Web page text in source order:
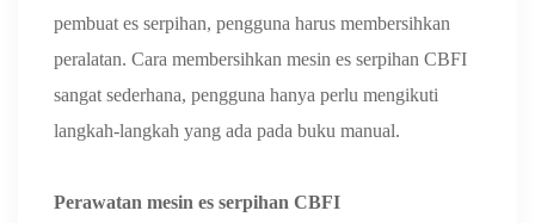
pembuat es serpihan, pengguna harus membersihkan
peralatan. Cara membersihkan mesin es serpihan CBFI
sangat sederhana, pengguna hanya perlu mengikuti
langkah-langkah yang ada pada buku manual.
Perawatan mesin es serpihan CBFI